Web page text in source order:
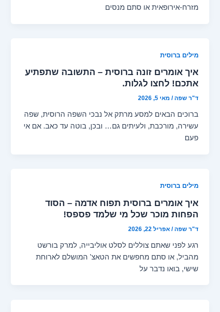
מזרח-אירופאית או סתם מנסים
מילים ברוסית
איך אומרים זונה ברוסית – התשובה שתפתיע
אתכם! לחצו לגלות.
ד"ר שפה/ מאי 5, 2026
ברוכים הבאים למסע מרתק אל נבכי השפה הרוסית, שפה
עשירה, מורכבת, ולעיתים גם… ובכן, בוטה עד כאב. אם אי
פעם
מילים ברוסית
איך אומרים ברוסית תפוח אדמה – הסוד
הפחות מוכר שכל מי שלמד פספס!
ד"ר שפה/אפריל 22, 2026
רגע לפני שאתם צוללים לסלט אוליבייה, למרק בורשט
מהביל, או סתם מחפשים את הטאצ' המושלם לארוחת
שישי, בואו נדבר על